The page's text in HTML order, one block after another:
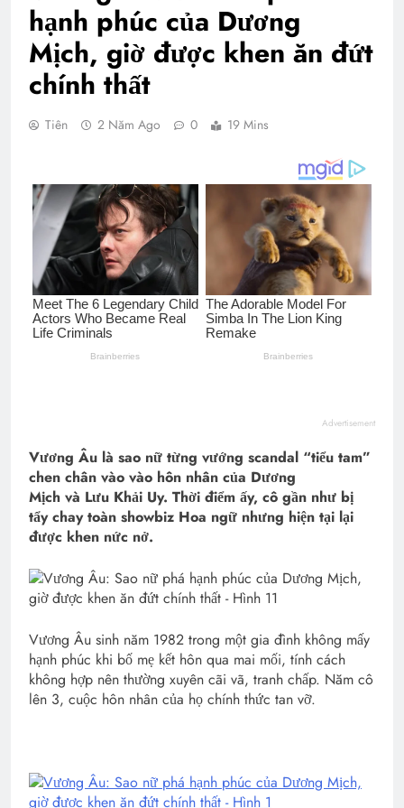
hạnh phúc của Dương
Mịch, giờ được khen ăn đứt
chính thất
Tiên 2 Năm Ago 0 19 Mins
Advertisement
Vương Âu là sao nữ từng vướng scandal “tiểu tam”
chen chân vào vào hôn nhân của Dương
Mịch và Lưu Khải Uy. Thời điểm ấy, cô gần như bị
tẩy chay toàn showbiz Hoa ngữ nhưng hiện tại lại
được khen nức nở.
Vương Âu sinh năm 1982 trong một gia đình không mấy
hạnh phúc khi bố mẹ kết hôn qua mai mối, tính cách
không hợp nên thường xuyên cãi vã, tranh chấp. Năm cô
lên 3, cuộc hôn nhân của họ chính thức tan vỡ.